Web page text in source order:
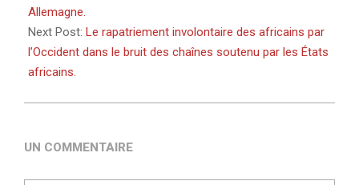
Allemagne.
Next Post: Le rapatriement involontaire des africains par
l’Occident dans le bruit des chaînes soutenu par les États
africains.
UN COMMENTAIRE